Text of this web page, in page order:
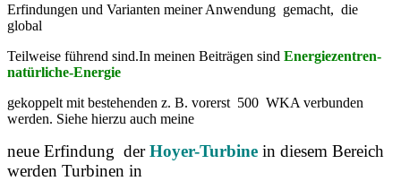
Erfindungen und Varianten meiner Anwendung gemacht, die
global
Teilweise führend sind.In meinen Beiträgen sind Energiezentren-
natürliche-Energie
gekoppelt mit bestehenden z. B. vorerst 500 WKA verbunden
werden. Siehe hierzu auch meine
neue Erfindung derHoyer-Turbine in diesem Bereich
werden Turbinen in